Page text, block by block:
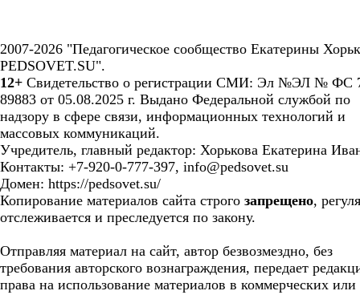
2007-2026 "Педагогическое сообщество Екатерины
PEDSOVET.SU".
12+ Свидетельство о регистрации СМИ: Эл №ЭЛ № ФС
89883 от 05.08.2025 г. Выдано Федеральной службой по
надзору в сфере связи, информационных технологий и
массовых коммуникаций.
Учредитель, главный редактор: Хорькова Екатерина
Контакты: +7-920-0-777-397, info@pedsovet.su
Домен: https://pedsovet.su/
Копирование материалов сайта строго запрещено,
отслеживается и преследуется по закону.
Отправляя материал на сайт, автор безвозмездно, без
требования авторского вознаграждения, передает
права на использование материалов в коммерческих или